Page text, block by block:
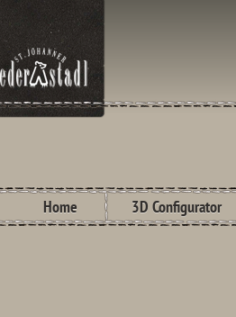
Home 3D Configurator